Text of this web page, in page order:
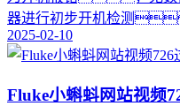
器进行初步开机检测
2025-02-10
Fluke小蝌蚪网站视频